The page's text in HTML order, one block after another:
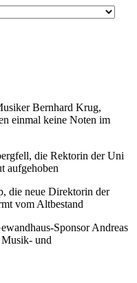
Bernhard Krug,
einmal keine Noten im
die Rektorin der Uni
aufgehoben
die neue Direktorin der
vom Altbestand
Sponsor Andreas
Musik- und